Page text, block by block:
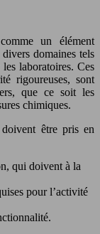
un élément
domaines tels
laboratoires. Ces
rigoureuses, sont
que ce soit les
chimiques.
être pris en
qui doivent à la
pour l’activité